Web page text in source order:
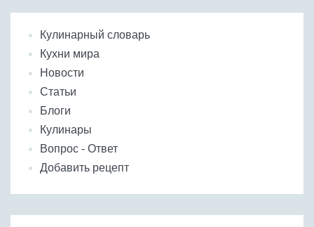
Кулинарный словарь
Кухни мира
Новости
Статьи
Блоги
Кулинары
Вопрос - Ответ
Добавить рецепт